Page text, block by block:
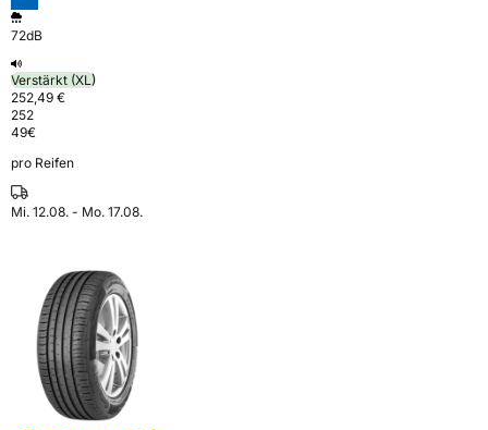
72dB
Verstärkt (XL)
252,49 €
252
49€
pro Reifen
Mi. 12.08. - Mo. 17.08.